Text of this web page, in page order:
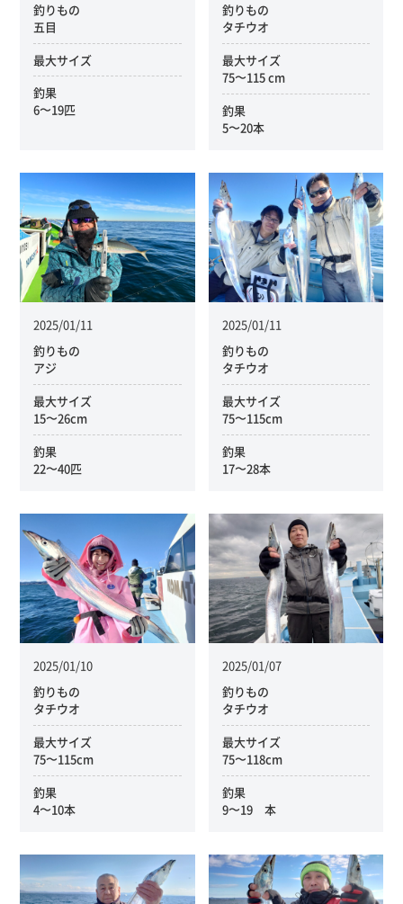
釣りもの
五目
最大サイズ
釣果
6〜19匹
釣りもの
タチウオ
最大サイズ
75〜115 cm
釣果
5〜20本
2025/01/11
釣りもの
アジ
最大サイズ
15〜26cm
釣果
22〜40匹
2025/01/11
釣りもの
タチウオ
最大サイズ
75〜115cm
釣果
17〜28本
2025/01/10
釣りもの
タチウオ
最大サイズ
75〜115cm
釣果
4〜10本
2025/01/07
釣りもの
タチウオ
最大サイズ
75〜118cm
釣果
9〜19 本